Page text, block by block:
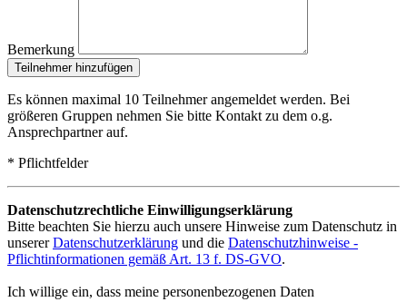
Bemerkung
Teilnehmer hinzufügen
Es können maximal 10 Teilnehmer angemeldet werden. Bei
größeren Gruppen nehmen Sie bitte Kontakt zu dem o.g.
Ansprechpartner auf.
* Pflichtfelder
Datenschutzrechtliche Einwilligungserklärung
Bitte beachten Sie hierzu auch unsere Hinweise zum Datenschutz in
unsererDatenschutzerklärung und die Datenschutzhinweise -
Pflichtinformationen gemäß Art. 13 f. DS-GVO.
Ich willige ein, dass meine personenbezogenen Daten